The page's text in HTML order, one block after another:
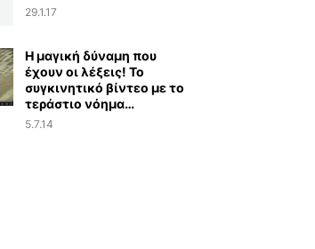
29.1.17
Η μαγική δύναμη που
έχουν οι λέξεις! Το
συγκινητικό βίντεο με το
τεράστιο νόημα…
5.7.14